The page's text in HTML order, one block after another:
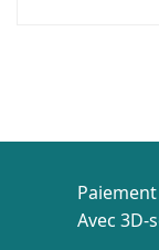
Avec 3D-